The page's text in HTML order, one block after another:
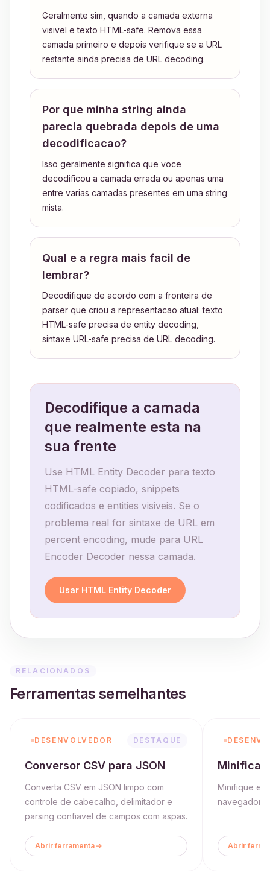
Geralmente sim, quando a camada externa
visivel e texto HTML-safe. Remova essa
camada primeiro e depois verifique se a URL
restante ainda precisa de URL decoding.
Por que minha string ainda
parecia quebrada depois de uma
decodificacao?
Isso geralmente significa que voce
decodificou a camada errada ou apenas uma
entre varias camadas presentes em uma string
mista.
Qual e a regra mais facil de
lembrar?
Decodifique de acordo com a fronteira de
parser que criou a representacao atual: texto
HTML-safe precisa de entity decoding,
sintaxe URL-safe precisa de URL decoding.
Decodifique a camada
que realmente esta na
sua frente
Use HTML Entity Decoder para texto
HTML-safe copiado, snippets
codificados e entities visiveis. Se o
problema real for sintaxe de URL em
percent encoding, mude para URL
Encoder Decoder nessa camada.
Usar HTML Entity Decoder
RELACIONADOS
Ferramentas semelhantes
DESENVOLVEDOR DESTAQUE
Conversor CSV para JSON
Converta CSV em JSON limpo com
controle de cabecalho, delimitador e
parsing confiavel de campos com aspas.
Abrir ferramenta
Minifique e
navegador.
Abrir